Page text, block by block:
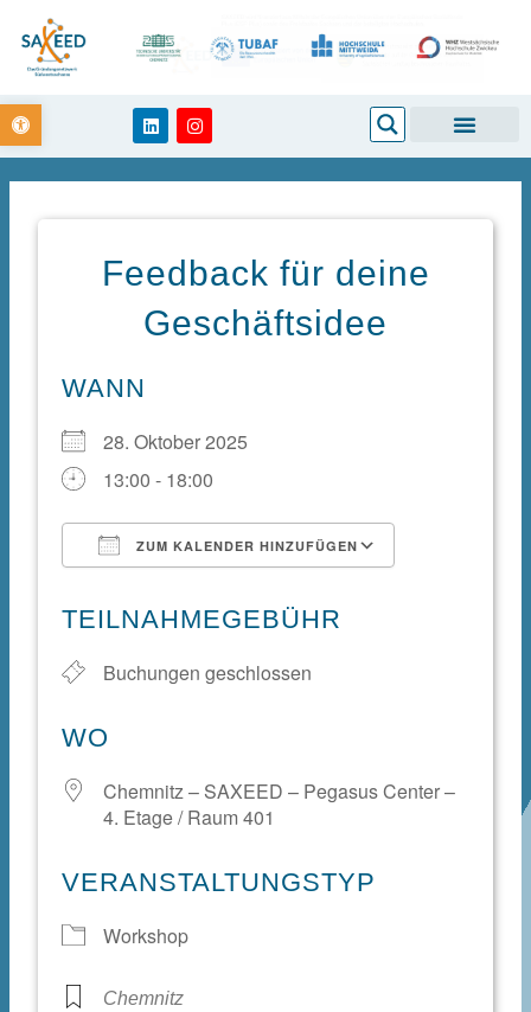
Open toolbar
Inhalt
springen
Search
L
i
e
i
I
n
a
r
m
Feedback für deine
Geschäftsidee
WANN
28. Oktober 2025
13:00 - 18:00
ZUM KALENDER HINZUFÜGEN
TEILNAHMEGEBÜHR
Buchungen geschlossen
WO
Chemnitz – SAXEED – Pegasus Center –
4. Etage / Raum 401
VERANSTALTUNGSTYP
Workshop
Chemnitz